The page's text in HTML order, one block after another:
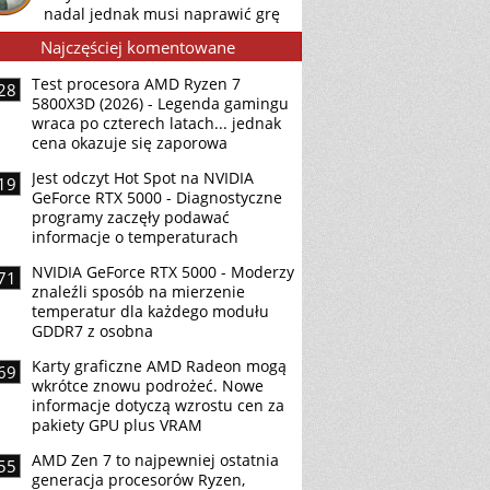
nadal jednak musi naprawić grę
Najczęściej komentowane
Test procesora AMD Ryzen 7
5800X3D (2026) - Legenda gamingu
wraca po czterech latach... jednak
cena okazuje się zaporowa
Jest odczyt Hot Spot na NVIDIA
GeForce RTX 5000 - Diagnostyczne
programy zaczęły podawać
informacje o temperaturach
NVIDIA GeForce RTX 5000 - Moderzy
znaleźli sposób na mierzenie
temperatur dla każdego modułu
GDDR7 z osobna
Karty graficzne AMD Radeon mogą
wkrótce znowu podrożeć. Nowe
informacje dotyczą wzrostu cen za
pakiety GPU plus VRAM
AMD Zen 7 to najpewniej ostatnia
generacja procesorów Ryzen,